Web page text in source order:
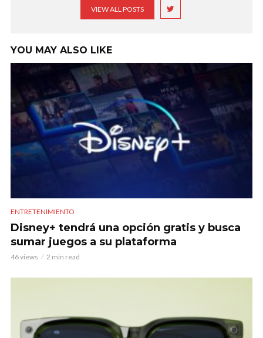
VIEW ALL POSTS
YOU MAY ALSO LIKE
ENTRETENIMIENTO
Disney+ tendrá una opción gratis y busca
sumar juegos a su plataforma
46 views 2 min read